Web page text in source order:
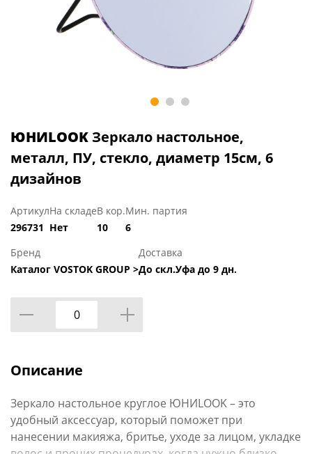
ЮНИLOOK Зеркало настольное,
металл, ПУ, стекло, диаметр 15см, 6
дизайнов
Артикул
296731
На складе
Нет
В кор.
10
Мин. партия
6
Бренд
Каталог VOSTOK GROUP >
Доставка
До скл.Уфа до 9 дн.
Описание
Зеркало настольное круглое ЮНИLOOK – это
удобный аксессуар, который поможет при
нанесении макияжа, бритье, уходе за лицом, укладке